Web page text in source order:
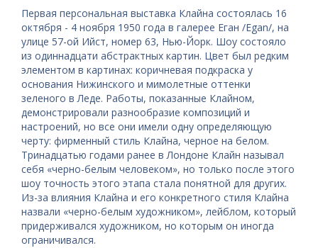
Первая персональная выставка Клайна состоялась 16
октября - 4 ноября 1950 года в галерее Еган /Egan/, на
улице 57-ой Ийст, номер 63, Нью-Йорк. Шоу состояло
из одиннадцати абстрактных картин. Цвет был редким
элементом в картинах: коричневая подкраска у
основания Нижинского и мимолетные оттенки
зеленого в Леде. Работы, показанные Клайном,
демонстрировали разнообразие композиций и
настроений, но все они имели одну определяющую
черту: фирменный стиль Клайна, черное на белом.
Тринадцатью годами ранее в Лондоне Клайн называл
себя «черно-белым человеком», но только после этого
шоу точность этого этапа стала понятной для других.
Из-за влияния Клайна и его конкретного стиля Клайна
назвали «черно-белым художником», лейблом, который
придерживался художником, но которым он иногда
ограничивался.